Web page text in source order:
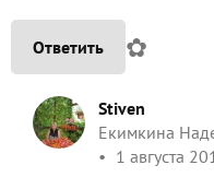
Ответить ✿
Stiven
Екимкина
1 августа